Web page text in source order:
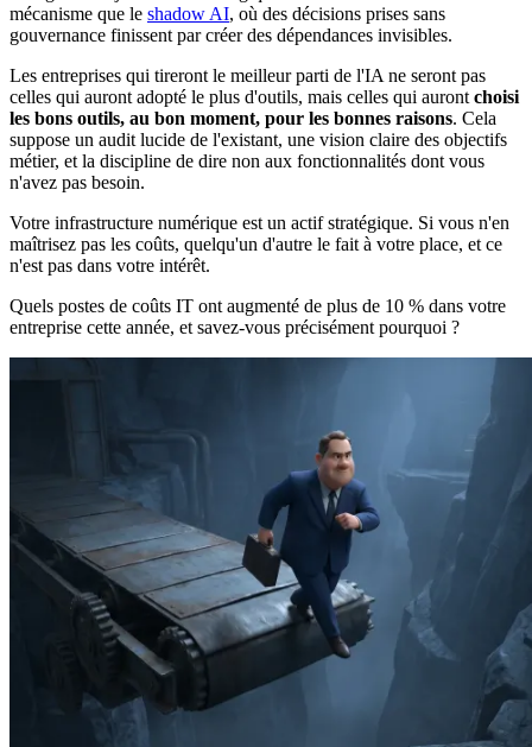
mécanisme que le shadow AI, où des décisions prises sans
gouvernance finissent par créer des dépendances invisibles.
Les entreprises qui tireront le meilleur parti de l'IA ne seront pas
celles qui auront adopté le plus d'outils, mais celles qui aurontchoisi
les bons outils, au bon moment, pour les bonnes raisons. Cela
suppose un audit lucide de l'existant, une vision claire des objectifs
métier, et la discipline de dire non aux fonctionnalités dont vous
n'avez pas besoin.
Votre infrastructure numérique est un actif stratégique. Si vous n'en
maîtrisez pas les coûts, quelqu'un d'autre le fait à votre place, et ce
n'est pas dans votre intérêt.
Quels postes de coûts IT ont augmenté de plus de 10 % dans votre
entreprise cette année, et savez-vous précisément pourquoi ?